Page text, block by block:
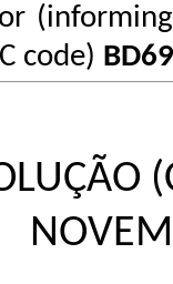
code)